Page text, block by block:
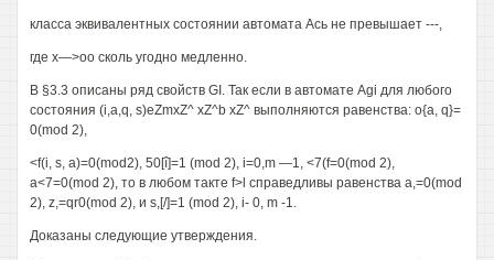
класса эквивалентных состоянии автомата Ась не превышает ---,
где х—>оо сколь угодно медленно.
В §3.3 описаны ряд свойств GI. Так если в автомате Agi для любого
состояния (i,a,q, s)eZmxZ^ xZ^b xZ^ выполняются равенства: о{а, q}=
0(mod 2),
<f(i, s, a)=0(mod2), 50[î]=1 (mod 2), i=0,m —1, <7(f=0(mod 2),
a<7=0(mod 2), то в любом такте f>l справедливы равенства a,=0(mod
2), z,=qr0(mod 2), и s,[/]=1 (mod 2), i- 0, m -1.
Доказаны следующие утверждения.